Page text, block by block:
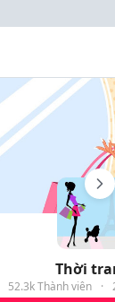
Thời
52.3k Thành viên ·